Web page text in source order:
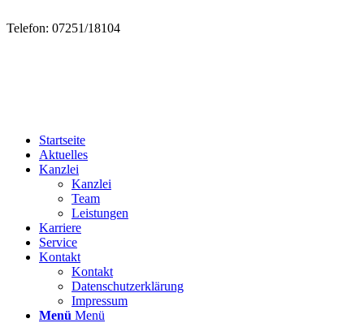
Telefon: 07251/18104
Startseite
Aktuelles
Kanzlei
Kanzlei
Team
Leistungen
Karriere
Service
Kontakt
Kontakt
Datenschutzerklärung
Impressum
Menü Menü